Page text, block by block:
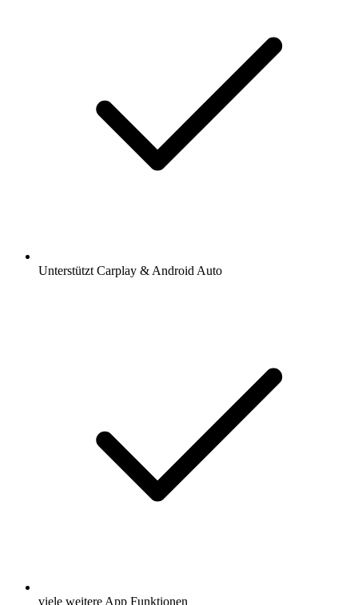
Unterstützt Carplay & Android Auto
viele weitere App Funktionen